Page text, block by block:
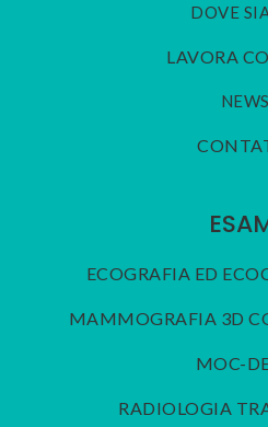
DOVE
LAVORA
NEWS
ECOGRAFIA ED
MAMMOGRAFIA 3D
MOC-
RADIOLOGIA